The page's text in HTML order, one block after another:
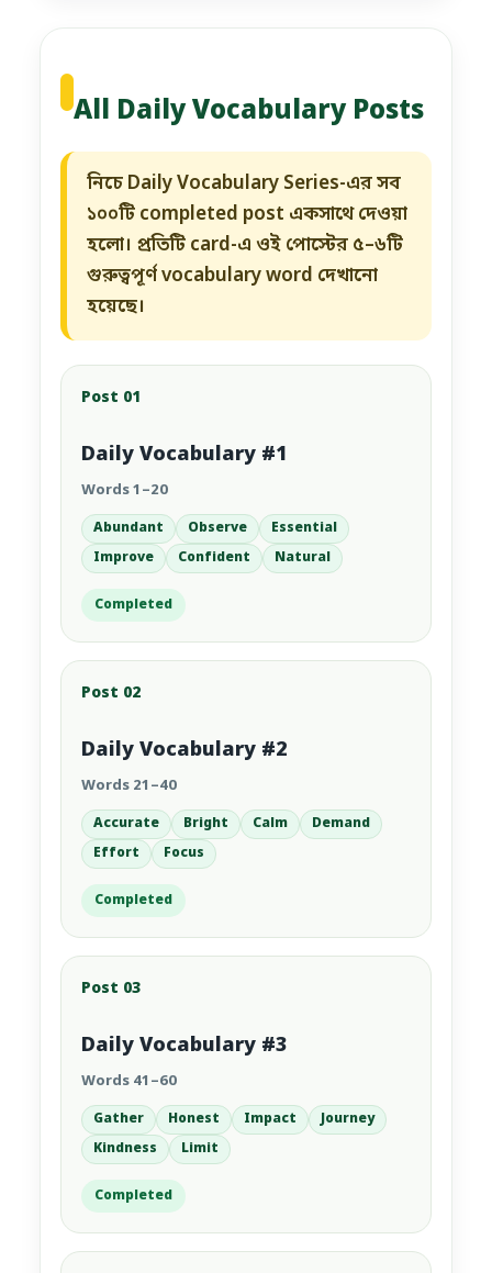
All Daily Vocabulary Posts
নিচে Daily Vocabulary Series-এর সব
১০০টি completed post একসাথে দেওয়া
হলো। প্রতিটি card-এ ওই পোস্টের ৫–৬টি
গুরুত্বপূর্ণ vocabulary word দেখানো
হয়েছে।
Post 01
Daily Vocabulary #1
Words 1–20
Abundant Observe
Essential
Improve
Confident Natural
Completed
Post 02
Daily Vocabulary #2
Words 21–40
Accurate Bright Calm
Demand
Effort
Focus
Completed
Post 03
Daily Vocabulary #3
Words 41–60
Gather Honest Impact
Journey
Kindness
Limit
Completed